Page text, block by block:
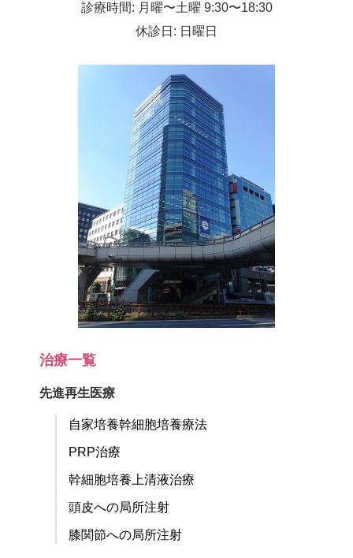
診療時間: 月曜〜土曜 9:30〜18:30
休診日: 日曜日
治療一覧
先進再生医療
自家培養幹細胞培養療法
PRP治療
幹細胞培養上清液治療
頭皮への局所注射
膝関節への局所注射